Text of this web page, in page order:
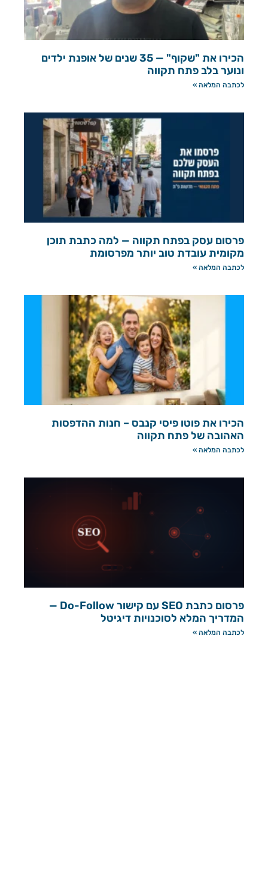
הכירו את "שקוף" — 35 שנים של אופנת ילדים
ונוער בלב פתח תקווה
לכתבה המלאה »
פרסום עסק בפתח תקווה — למה כתבת תוכן
מקומית עובדת טוב יותר מפרסומת
לכתבה המלאה »
הכירו את פוטו פיסי קנבס – חנות ההדפסות
האהובה של פתח תקווה
לכתבה המלאה »
פרסום כתבת SEO עם קישור Do-Follow —
המדריך המלא לסוכנויות דיגיטל
לכתבה המלאה »